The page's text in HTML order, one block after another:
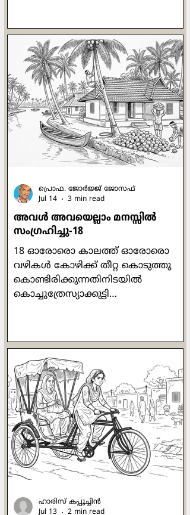
വരിയാണ് ശീര്‍ഷകമായി
മാറിയിരിക്കുന്നത്. സ്വന്തം
അമ്മയെക്കുറിച്ചെഴുതുമ്പോള്‍തന്നെ
ദേശവും കാലവും രാഷ്ട്രീയവും എല്ലാം
സൂക്ഷ്മമായി അടയാളപ്പെടുത്താന്‍
എഴുത്തുകാരിക്ക് സാധിക്കുന്നു.
അരുന്ധതിയുടെ
ഓര്‍മ്മക്കുറിപ്പുകളാണ് ഈ ഗ്രന്ഥം
എന്നു പറയാം. ഇതില്‍ എഴുത്തുകാരി
തന്‍റെ അമ്മയായ മേരി റോയിയു
അവള്‍ അവയെല്ലാം മനസ്സില്‍
സംഗ്രഹിച്ചു-18
18 ഓരോരൊ കാലത്ത് ഓരോരൊ
വഴികള്‍ കോഴിക്ക് തീറ്റ കൊടുത്തു
കൊണ്ടിരിക്കുന്നതിനിടയില്‍
കൊച്ചുത്രേസ്യാക്കുട്ടി
"ഒരു കോഴിക്കൂട്ടത്തിന് ഒരു പൂവന്‍
മതിയെന്നത് പ്രകൃതി നിയമമാണ്.
എന്നു വച്ച് ഒരു വീട്ടില്‍ ഒരു പുരുഷന്‍
മതിയെന്ന് തീരുമാനിക്കാന്‍ പറ്റുമോ?
പരസ്പരം അംഗീകരിച്ചും
അനുസരിച്ചും ജീവിക്കണം."
ജോര്‍ജുകുട്ടിയുടെ മെരുമെരുപ്പും
മേക്കിട്ട് കേറ്റവും കൊച്ചുത്രേസ്യാക്കുട്ടി
കാണുന്നുണ്ടായിരുന്നു. പ്രത്യേകിച്ച
പ്രൊഫ. ജോര്‍ജ്ജ് ജോസഫ്
Jul 14
3 min read
ഹാരിസ് കപ്പൂച്ചിന്‍
Jul 13
2 min read